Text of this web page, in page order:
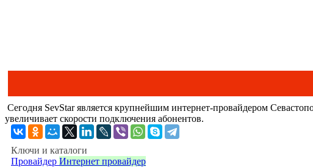
Сегодня SevStar является крупнейшим интернет-провайдером
увеличивает скорости подключения абонентов.
Ключи и каталоги
Провайдер Интернет провайдер